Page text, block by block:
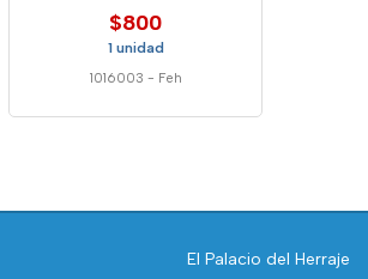
$800
1 unidad
1016003 - Feh
El Palacio del Herraje